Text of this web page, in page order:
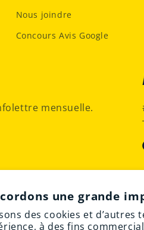
une grande
des cookies et
à des fins
Nous joindre
Concours Avis Google
mensuelle.